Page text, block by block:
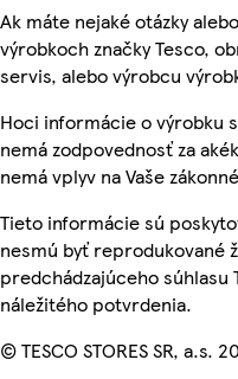
Ak máte nejaké otázky
výrobkoch značky Tesco,
servis, alebo výrobcu
Hoci informácie o výrobku
nemá zodpovednosť za
nemá vplyv na Vaše
Tieto informácie sú
nesmú byť reprodukované
predchádzajúceho súhlasu
náležitého potvrdenia.
© TESCO STORES SR, a.s.